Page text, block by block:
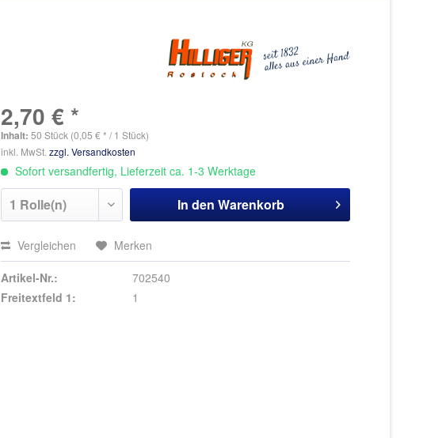
2,70 € *
Inhalt:50 Stück (0,05 € * / 1 Stück)
inkl. MwSt.zzgl. Versandkosten
Sofort versandfertig, Lieferzeit ca. 1-3 Werktage
In den Warenkorb
Vergleichen Merken
Artikel-Nr.:
702540
Freitextfeld 1:
1